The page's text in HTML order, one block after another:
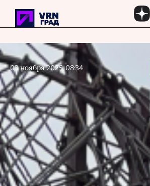
Перейти к основному содержанию
03 ноября 2025, 08:34